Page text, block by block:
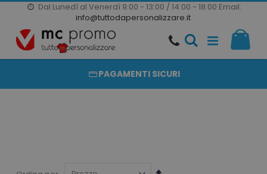
Dal Lunedì al Venerdì 9:00 - 13:00 / 14:00 - 18:00 Email:
info@tuttodapersonalizzare.it
Salta
al
contenuto
20000 PRODOTTI
PRODOTTI COMPLETAMENTE PERSONALIZZABILI
PAGAMENTI SICURI